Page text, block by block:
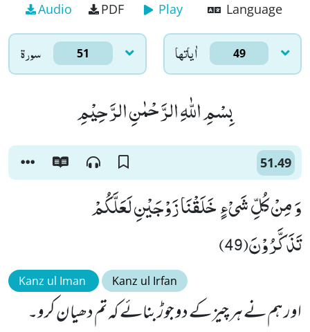
Audio PDF Play Language
سورۃ 51 اٰياتها 49
بِسْمِ اللّٰهِ الرَّحْمٰنِ الرَّحِیْمِ
51.49
وَ مِنْ كُلِّ شَیْءٍ خَلَقْنَا زَوْجَیْنِ لَعَلَّكُمْ
تَذَكَّرُوْنَ(49)
Kanz ul Iman Kanz ul Irfan
اور ہم نے ہر چیز کے دو جوڑ بنائے کہ تم دھیان کرو۔